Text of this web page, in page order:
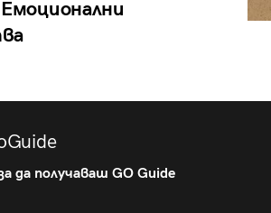
да получаваш GO Guide